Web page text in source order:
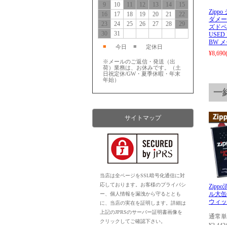
Zippo
ダメ
ズド
USED
BW
¥8,690
一
Zippo
ル大
ウィ
通常
9
10 11 12 13 14
15
16
17 18 19 20 21
22
23
24 25 26 27 28
29
30
31
■ 今日 ■ 定休日
※メールのご返信・発送（出
荷）業務は、お休みです。（土
日祝定休/GW・夏季休暇・年末
年始）
サイトマップ
当店は全ページをSSL暗号化通信に対
応しております。お客様のプライバシ
ー、個人情報を漏洩から守るととも
に、当店の実在を証明します。詳細は
上記のJPRSのサーバー証明書画像を
クリックしてご確認下さい。